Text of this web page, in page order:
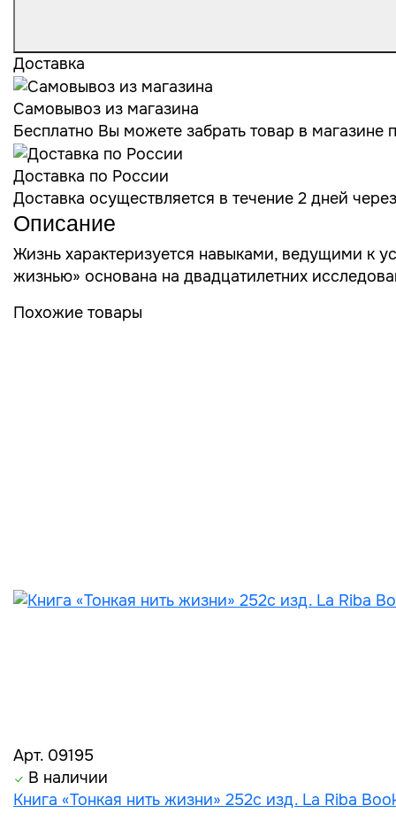
Доставка
Самовывоз из магазина
Бесплатно Вы можете забрать товар в
Доставка по России
Доставка осуществляется в течение 2 дней
Описание
Жизнь характеризуется навыками, ведущими к
жизнью» основана на двадцатилетних
Похожие товары
Арт. 09195
В наличии
Книга «Тонкая нить жизни» 252с изд. La Riba